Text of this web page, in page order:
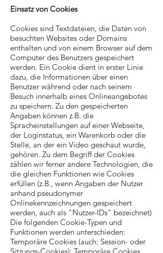
Einsatz von Cookies
Cookies sind Textdateien, die Daten von
besuchten Websites oder Domains
enthalten und von einem Browser auf dem
Computer des Benutzers gespeichert
werden. Ein Cookie dient in erster Linie
dazu, die Informationen über einen
Benutzer während oder nach seinem
Besuch innerhalb eines Onlineangebotes
zu speichern. Zu den gespeicherten
Angaben können z.B. die
Spracheinstellungen auf einer Webseite,
der Loginstatus, ein Warenkorb oder die
Stelle, an der ein Video geschaut wurde,
gehören. Zu dem Begriff der Cookies
zählen wir ferner andere Technologien, die
die gleichen Funktionen wie Cookies
erfüllen (z.B., wenn Angaben der Nutzer
anhand pseudonymer
Onlinekennzeichnungen gespeichert
werden, auch als "Nutzer-IDs" bezeichnet)
Die folgenden Cookie-Typen und
Funktionen werden unterschieden:
Temporäre Cookies (auch: Session- oder